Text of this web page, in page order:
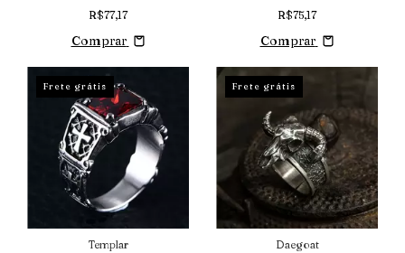
R$77,17
Comprar
R$75,17
Comprar
Frete grátis
Templar
Frete grátis
Daegoat